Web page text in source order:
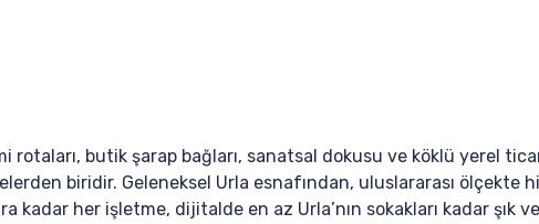
rotaları, butik şarap bağları, sanatsal dokusu ve köklü yerel
biridir. Geleneksel Urla esnafından, uluslararası ölçekte
kadar her işletme, dijitalde en az Urla’nın sokakları kadar şık